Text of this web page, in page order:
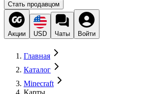
Стать продавцом
Акции USD Чаты Войти
Главная
Каталог
Minecraft
Карты